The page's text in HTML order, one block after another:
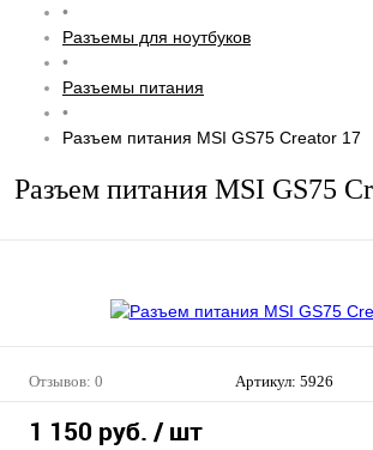
•
Разъемы для ноутбуков
•
Разъемы питания
•
Разъем питания MSI GS75 Creator 17
Разъем питания MSI GS75
Отзывов: 0 Артикул: 5926
1 150 руб. / шт